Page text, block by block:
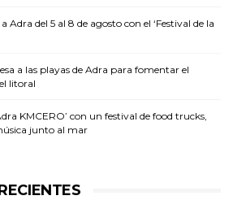
Adra del 5 al 8 de agosto con el ‘Festival de la
a las playas de Adra para fomentar el
litoral
KMCERO’ con un festival de food trucks,
junto al mar